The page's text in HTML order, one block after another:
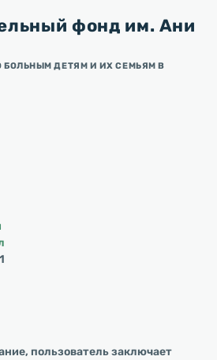
фонд им. Ани
ДЕТЯМ И ИХ СЕМЬЯМ В
пользователь заключает